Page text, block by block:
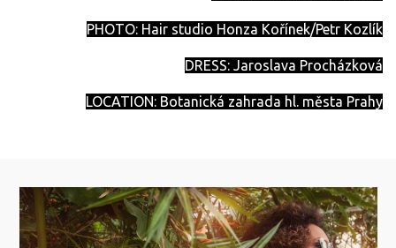
PHOTO: Hair studio Honza Kořínek/Petr Kozlík
DRESS: Jaroslava Procházková
LOCATION: Botanická zahrada hl. města Prahy